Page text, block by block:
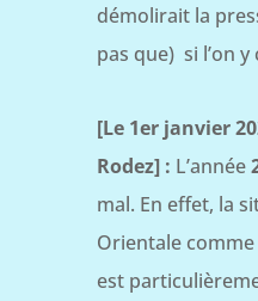
démolirait la
pas que) si l’on
[Le 1er janvier
Rodez] : L’année
mal. En effet, la
Orientale
est